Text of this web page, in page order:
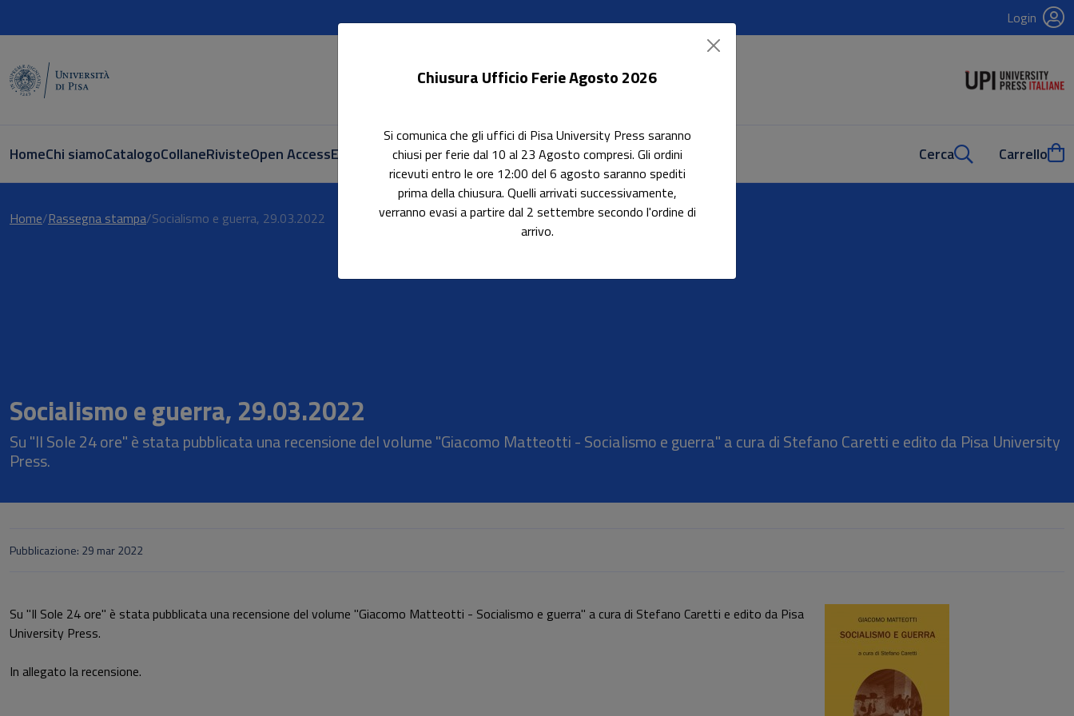
Login
HomeChi siamoCatalogoCollaneRivisteOpen AccessE-book AccessibiliIn evidenzaPubblica con noi Cerca Carrello
Home Rassegna stampa Socialismo e guerra, 29.03.2022
Socialismo e guerra, 29.03.2022
Su "Il Sole 24 ore" è stata pubblicata una recensione del volume "Giacomo Matteotti - Socialismo e guerra" a cura di Stefano Caretti e edito da Pisa University
Press.
Pubblicazione: 29 mar 2022
Su "Il Sole 24 ore" è stata pubblicata una recensione del volume "Giacomo Matteotti - Socialismo e guerra" a cura di Stefano Caretti e edito da Pisa
University Press.
In allegato la recensione.
Chiusura Ufficio Ferie Agosto 2026
Si comunica che gli uffici di Pisa University Press saranno
chiusi per ferie dal 10 al 23 Agosto compresi. Gli ordini
ricevuti entro le ore 12:00 del 6 agosto saranno spediti
prima della chiusura. Quelli arrivati successivamente,
verranno evasi a partire dal 2 settembre secondo l'ordine di
arrivo.